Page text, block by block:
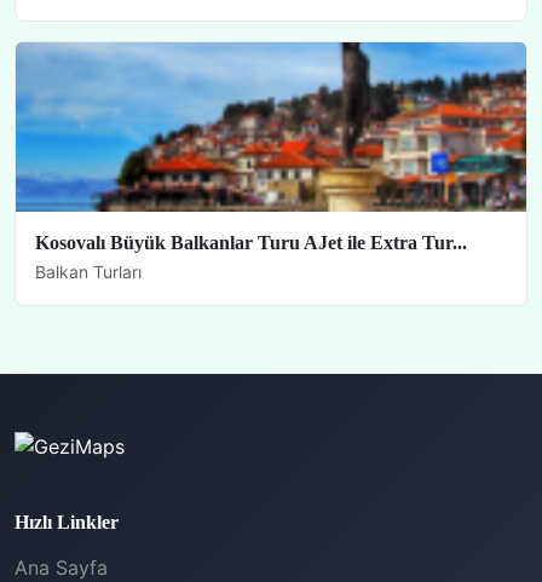
Kosovalı Büyük Balkanlar Turu AJet ile Extra Tur...
Balkan Turları
Hızlı Linkler
Ana Sayfa